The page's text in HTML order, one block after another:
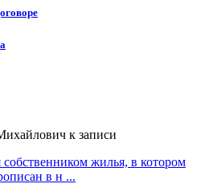
к записи
жилья, в котором
в н ...